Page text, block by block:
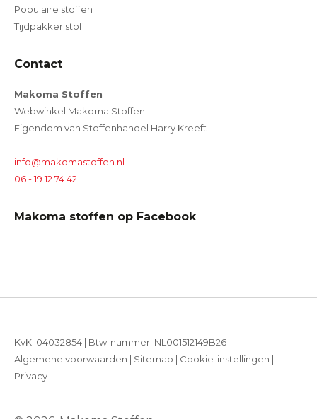
Populaire stoffen
Tijdpakker stof
Contact
Makoma Stoffen
Webwinkel Makoma Stoffen
Eigendom van Stoffenhandel Harry Kreeft
info@makomastoffen.nl
06 - 19 12 74 42
Makoma stoffen op Facebook
KvK: 04032854 | Btw-nummer: NL001512149B26
Algemene voorwaarden | Sitemap | Cookie-instellingen |
Privacy